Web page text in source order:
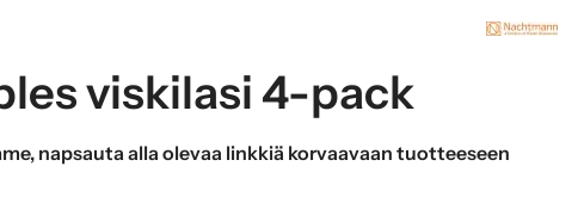
viskilasi 4-pack
napsauta alla olevaa linkkiä korvaavaan tuotteeseen